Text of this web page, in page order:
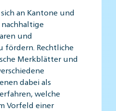
an Kantone und
und
fördern. Rechtliche
Merkblätter und
dabei als
welche
Vorfeld einer